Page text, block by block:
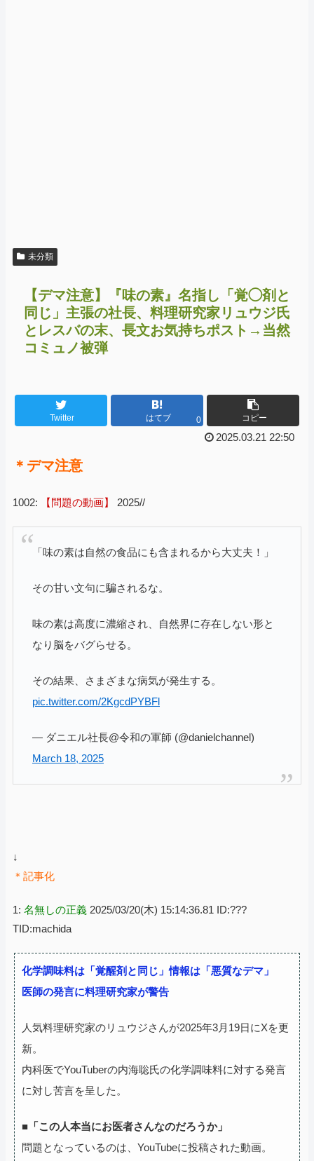
未分類
【デマ注意】『味の素』名指し「覚◯剤と
同じ」主張の社長、料理研究家リュウジ氏
とレスバの末、長文お気持ちポスト→当然
コミュノ被弾
Twitter はてブ 0 コピー
2025.03.21 22:50
＊デマ注意
1002: 【問題の動画】 2025//
「味の素は自然の食品にも含まれるから大丈夫！」
その甘い文句に騙されるな。
味の素は高度に濃縮され、自然界に存在しない形と
なり脳をバグらせる。
その結果、さまざまな病気が発生する。
pic.twitter.com/2KgcdPYBFl
— ダニエル社長@令和の軍師 (@danielchannel)
March 18, 2025
↓
＊記事化
1: 名無しの正義 2025/03/20(木) 15:14:36.81 ID:???
TID:machida
化学調味料は「覚醒剤と同じ」情報は「悪質なデマ」
医師の発言に料理研究家が警告
人気料理研究家のリュウジさんが2025年3月19日にXを更
新。
内科医でYouTuberの内海聡氏の化学調味料に対する発言
に対し苦言を呈した。
■「この人本当にお医者さんなのだろうか」
問題となっているのは、YouTubeに投稿された動画。